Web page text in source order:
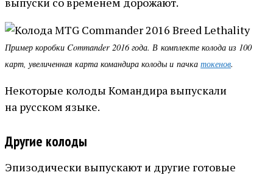
Пример коробки Commander 2016 года. В комплекте колода из 100
карт, увеличенная карта командира колоды и пачка токенов.
Некоторые колоды Командира выпускали
на русском языке.
Другие колоды
Эпизодически выпускают и другие готовые